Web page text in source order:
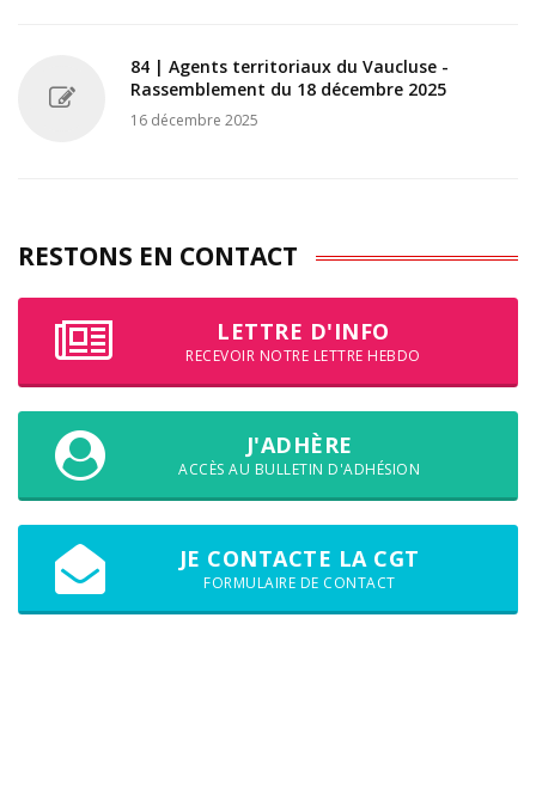
84 | Agents territoriaux du Vaucluse -
Rassemblement du 18 décembre 2025
16 décembre 2025
RESTONS EN CONTACT
LETTRE D'INFO
RECEVOIR NOTRE LETTRE HEBDO
J'ADHÈRE
ACCÈS AU BULLETIN D'ADHÉSION
JE CONTACTE LA CGT
FORMULAIRE DE CONTACT